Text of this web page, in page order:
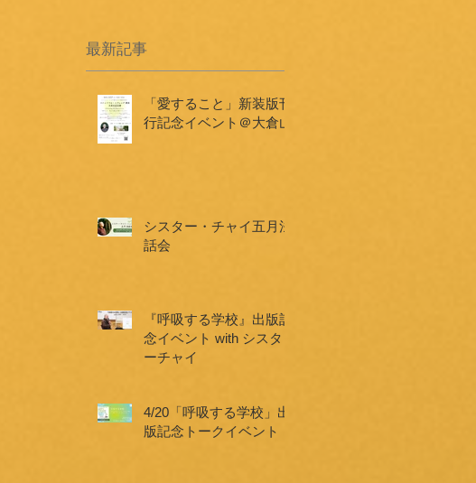
最新記事
「愛すること」新装版刊
行記念イベント＠大倉山
シスター・チャイ五月法
話会
『呼吸する学校』出版記
念イベント with シスタ
ーチャイ
4/20「呼吸する学校」出
版記念トークイベント